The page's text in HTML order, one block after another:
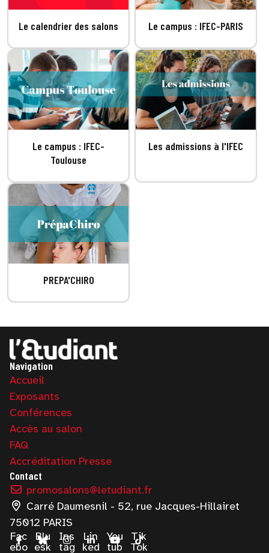
Le calendrier des salons Le campus : IFEC-PARIS
Le campus : IFEC-
Toulouse
Les admissions à l'IFEC
PREPA'CHIRO
Navigation
Accueil
Exposants
Conférences
Accès au salon
FAQ
Accréditation Presse
Contact
promosalons@letudiant.fr
Carré Daumesnil - 52, rue Jacques-Hillairet
75012 PARIS
Fac
ebo
Blu
esk
Ins
tag
Lin
ked
You
tub
Tik
Tok